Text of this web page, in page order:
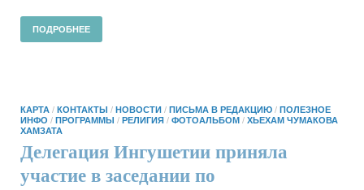
ПОДРОБНЕЕ
КАРТА / КОНТАКТЫ / НОВОСТИ / ПИСЬМА В РЕДАКЦИЮ / ПОЛЕЗНОЕ
ИНФО / ПРОГРАММЫ / РЕЛИГИЯ / ФОТОАЛЬБОМ / ХЬЕХАМ ЧУМАКОВА
ХАМЗАТА
Делегация Ингушетии приняла
участие в заседании по